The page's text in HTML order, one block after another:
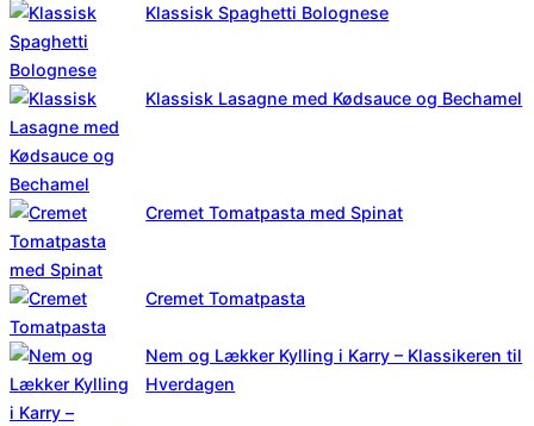
Klassisk Spaghetti Bolognese
Klassisk Lasagne med Kødsauce og Bechamel
Cremet Tomatpasta med Spinat
Cremet Tomatpasta
Nem og Lækker Kylling i Karry – Klassikeren til
Hverdagen